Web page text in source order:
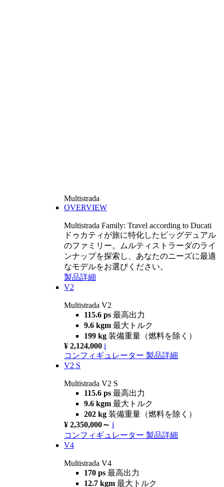
Multistrada
OVERVIEW
Multistrada Family: Travel according to Ducati
ドゥカティが旅に特化したビッグデュアル
のファミリー。ムルティストラーダのライ
ンナップを探索し、あなたのニーズに最適
なモデルをお選びください。
製品詳細
V2
Multistrada V2
115.6 ps 最高出力
9.6 kgm 最大トルク
199 kg 装備重量（燃料を除く）
¥ 2,124,000 i
コンフィギュレーター 製品詳細
V2 S
Multistrada V2 S
115.6 ps 最高出力
9.6 kgm 最大トルク
202 kg 装備重量（燃料を除く）
¥ 2,350,000～ i
コンフィギュレーター 製品詳細
V4
Multistrada V4
170 ps 最高出力
12.7 kgm 最大トルク